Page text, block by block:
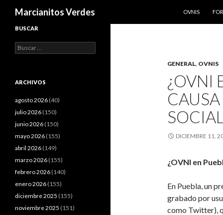
Marcianitos Verdes
OVNIS
GENERAL, OVNIS
¿OVNI
DICIEMBRE 11,
¿OVNI en
En Puebla, un
grabado por
como Twitter),
BUSCAR
Buscar:
ARCHIVOS
agosto 2026 (40)
julio 2026 (150)
junio 2026 (150)
mayo 2026 (155)
abril 2026 (149)
marzo 2026 (155)
febrero 2026 (140)
enero 2026 (155)
diciembre 2025 (155)
noviembre 2025 (151)